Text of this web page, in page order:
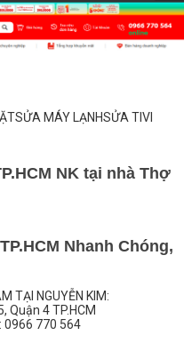
SỬA MÁY LẠNHSỬA TIVI
NK tại nhà Thợ
Nhanh Chóng,
TẠI NGUYỄN KIM:
Quận 4 TP.HCM
0966 770 564